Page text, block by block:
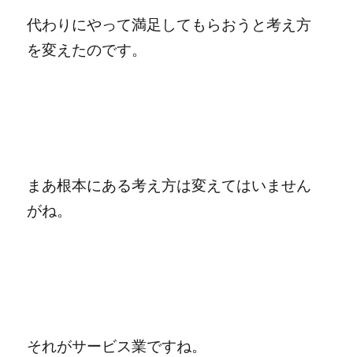
代わりにやって満足してもらおうと考え方
を変えたのです。
まあ根本にある考え方は変えてはいません
がね。
それがサービス業ですね。